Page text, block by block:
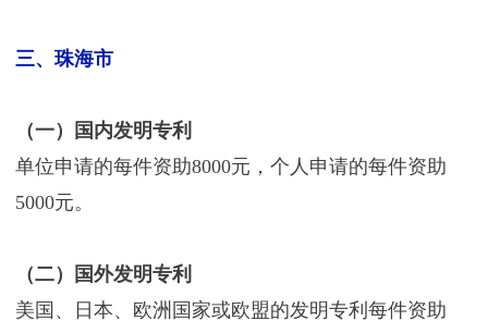
三、珠海市
（一）国内发明专利
单位申请的每件资助8000元，个人申请的每件资助
5000元。
（二）国外发明专利
美国、日本、欧洲国家或欧盟的发明专利每件资助